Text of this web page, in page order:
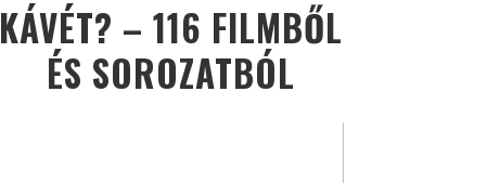
KÁVÉT? – 116 FILMBŐL
ÉS SOROZATBÓL